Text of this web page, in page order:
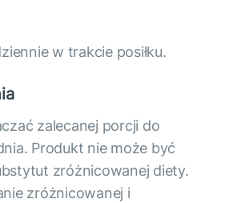
w trakcie posiłku.
zalecanej porcji do
Produkt nie może być
zróżnicowanej diety.
zróżnicowanej i